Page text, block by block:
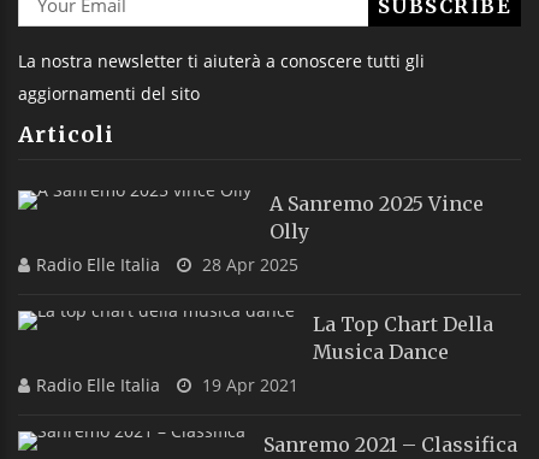
La nostra newsletter ti aiuterà a conoscere tutti gli
aggiornamenti del sito
Articoli
A Sanremo 2025 Vince
Olly
Radio Elle Italia 28 Apr 2025
La Top Chart Della
Musica Dance
Radio Elle Italia 19 Apr 2021
Sanremo 2021 – Classifica